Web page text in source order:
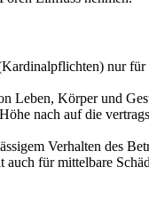
nur für
Leben, Körper und
nach auf die
Verhalten des
für mittelbare